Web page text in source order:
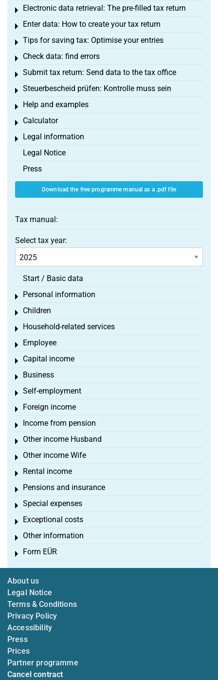
Electronic data retrieval: The pre-filled tax return
Toggle menu
Enter data: How to create your tax return
Toggle menu
Tips for saving tax: Optimise your entries
Toggle menu
Check data: find errors
Toggle menu
Submit tax return: Send data to the tax office
Toggle menu
Steuerbescheid prüfen: Kontrolle muss sein
Toggle menu
Help and examples
Toggle menu
Calculator
Toggle menu
Legal information
Toggle menu
Legal Notice
Press
Download the free programme manual as a .pdf file
Tax manual:
Select tax year:
Start / Basic data
Personal information
Toggle menu
Children
Toggle menu
Household-related services
Toggle menu
Employee
Toggle menu
Capital income
Toggle menu
Business
Toggle menu
Self-employment
Toggle menu
Foreign income
Toggle menu
Income from pension
Toggle menu
Other income Husband
Toggle menu
Other income Wife
Toggle menu
Rental income
Toggle menu
Pensions and insurance
Toggle menu
Special expenses
Toggle menu
Exceptional costs
Toggle menu
Other information
Toggle menu
Form EÜR
Toggle menu
About us
Legal Notice
Terms & Conditions
Privacy Policy
Accessibility
Press
Prices
Partner programme
Cancel contract